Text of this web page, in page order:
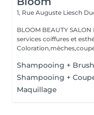
1, Rue Auguste Liesch
BLOOM BEAUTY
services coiffures et
Shampooing +
Shampooing +
Maquillage